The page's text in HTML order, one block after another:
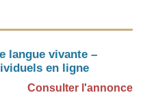
langue vivante –
en ligne
Consulter l'annonce